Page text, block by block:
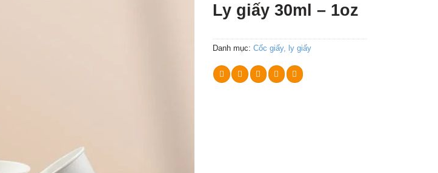
Ly giấy 30ml – 1oz
Danh mục: Cốc giấy, ly giấy